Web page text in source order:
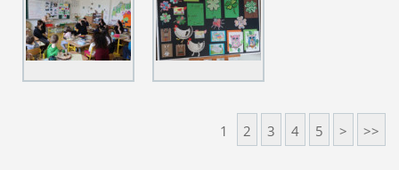
1 2 3 4 5 > >>